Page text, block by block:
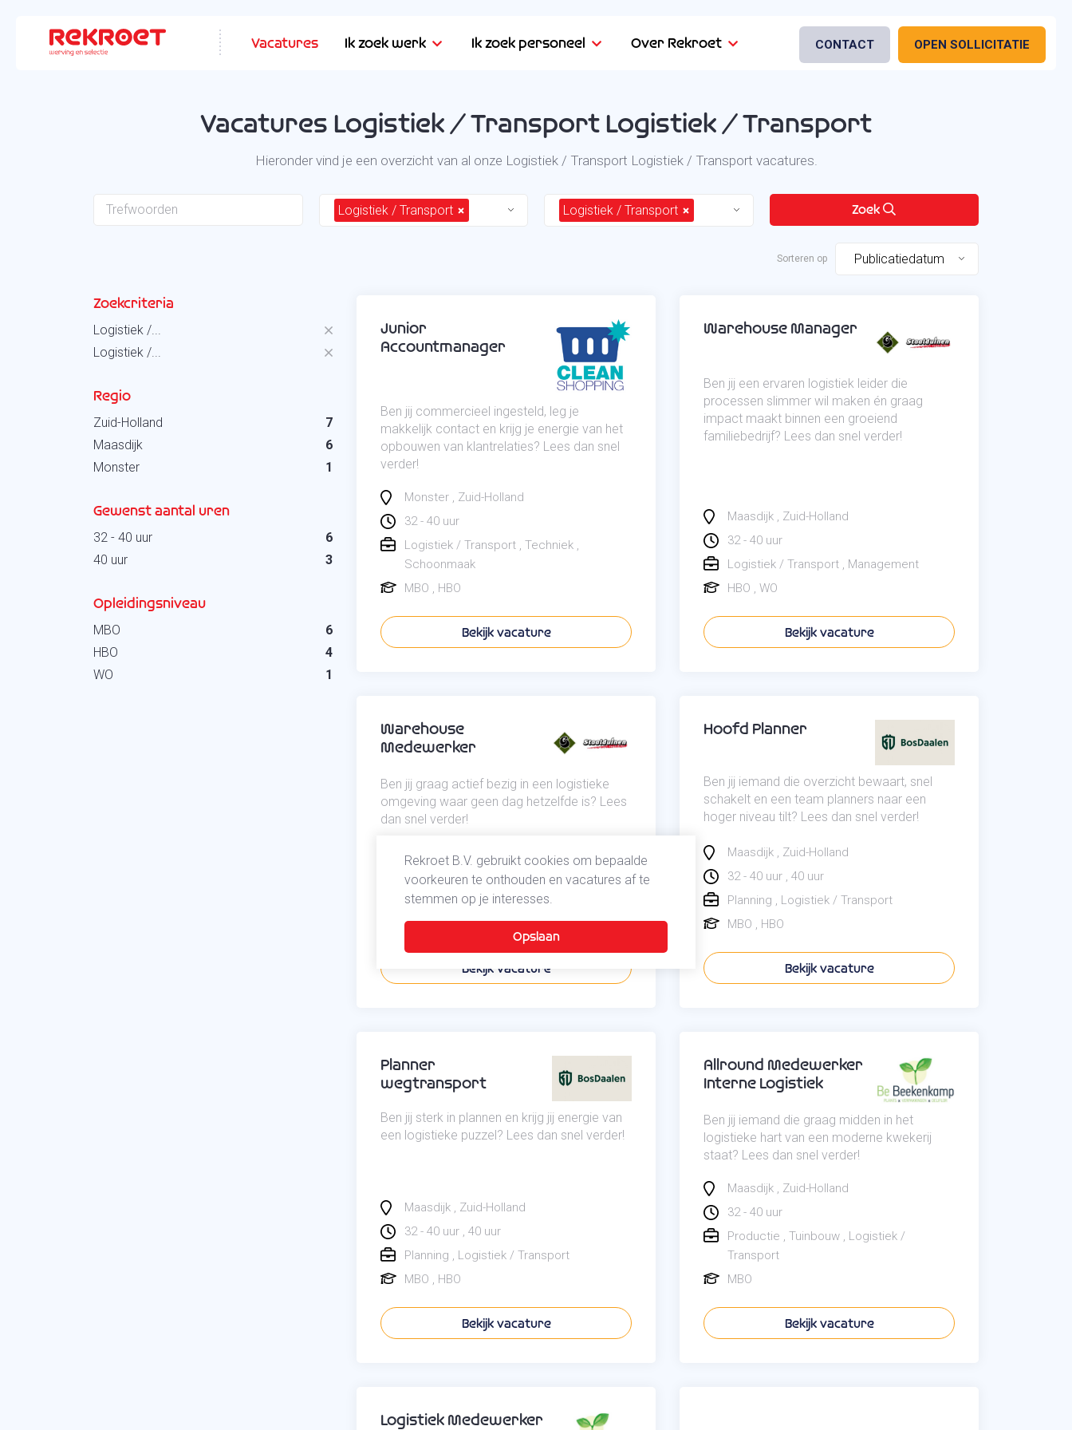
Vacatures Ik zoek werk Ik zoek personeel Over Rekroet CONTACT OPEN SOLLICITATIE
Vacatures Logistiek / Transport Logistiek / Transport
Hieronder vind je een overzicht van al onze Logistiek / Transport Logistiek / Transport vacatures.
Logistiek / Transport Logistiek / Transport Zoek
Publicatiedatum
Zoekcriteria
Logistiek /...
Logistiek /...
Regio
Zuid-Holland
7
Maasdijk
6
Monster
1
Gewenst aantal uren
32 - 40 uur
6
40 uur
3
Opleidingsniveau
MBO
6
HBO
4
WO
1
Junior
Accountmanager
Ben jij commercieel ingesteld, leg je
makkelijk contact en krijg je energie van het
opbouwen van klantrelaties? Lees dan snel
verder!
Monster Zuid-Holland
MBO HBO
32 - 40 uur
Logistiek / Transport
Techniek
Schoonmaak
Bekijk vacature
Warehouse Manager
Ben jij een ervaren logistiek leider die
processen slimmer wil maken én graag
impact maakt binnen een groeiend
familiebedrijf? Lees dan snel verder!
Maasdijk Zuid-Holland
HBO WO
32 - 40 uur
Logistiek / Transport
Management
Bekijk vacature
Warehouse
Medewerker
Ben jij graag actief bezig in een logistieke
omgeving waar geen dag hetzelfde is? Lees
dan snel verder!
Maasdijk Zuid-Holland
MBO
40 uur
Logistiek / Transport
Bekijk vacature
Hoofd Planner
Ben jij iemand die overzicht bewaart, snel
schakelt en een team planners naar een
hoger niveau tilt? Lees dan snel verder!
Maasdijk Zuid-Holland
MBO HBO
32 - 40 uur
40 uur
Planning
Logistiek / Transport
Bekijk vacature
Planner
wegtransport
Ben jij sterk in plannen en krijg jij energie van
een logistieke puzzel? Lees dan snel verder!
Maasdijk Zuid-Holland
MBO HBO
32 - 40 uur
40 uur
Planning
Logistiek / Transport
Bekijk vacature
Allround Medewerker
Interne Logistiek
Ben jij iemand die graag midden in het
logistieke hart van een moderne kwekerij
staat? Lees dan snel verder!
Maasdijk Zuid-Holland
MBO
32 - 40 uur
Productie
Tuinbouw
Logistiek /
Transport
Bekijk vacature
Logistiek Medewerker
Rekroet B.V. gebruikt cookies om bepaalde
voorkeuren te onthouden en vacatures af te
stemmen op je interesses.